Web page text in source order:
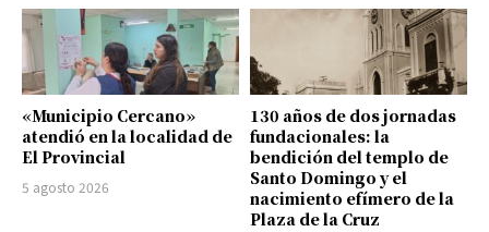
«Municipio Cercano»
atendió en la localidad de
El Provincial
5 agosto 2026
130 años de dos jornadas
fundacionales: la
bendición del templo de
Santo Domingo y el
nacimiento efímero de la
Plaza de la Cruz